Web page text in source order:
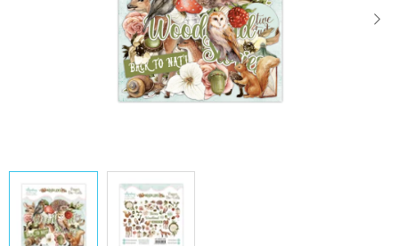
Kontakty Moje objednávka
Oblíbené ♥️